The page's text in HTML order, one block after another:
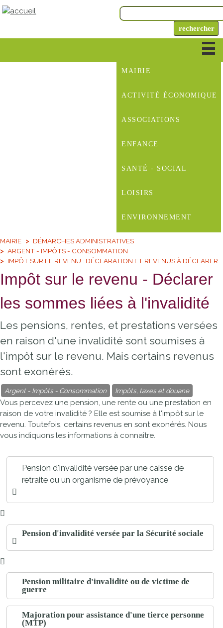
MAIRIE
ACTIVITÉ ÉCONOMIQUE
ASSOCIATIONS
ENFANCE
SANTÉ - SOCIAL
LOISIRS
ENVIRONNEMENT
MAIRIE
DÉMARCHES ADMINISTRATIVES
ARGENT - IMPÔTS - CONSOMMATION
IMPÔT SUR LE REVENU : DÉCLARATION ET REVENUS À DÉCLARER
Impôt sur le revenu - Déclarer
les sommes liées à l'invalidité
Les pensions, rentes, et prestations versées
en raison d'une invalidité sont soumises à
l'impôt sur le revenu. Mais certains revenus
sont exonérés.
Argent - Impôts - Consommation Impôts, taxes et douane
Vous percevez une pension, une rente ou une prestation en
raison de votre invalidité ? Elle est soumise à l'impôt sur le
revenu. Toutefois, certains revenus en sont exonérés. Nous
vous indiquons les informations à connaître.
Pension d'invalidité versée par une caisse de
retraite ou un organisme de prévoyance
Pension d'invalidité versée par la Sécurité sociale
Pension militaire d'invalidité ou de victime de
guerre
Majoration pour assistance d'une tierce personne
(MTP)